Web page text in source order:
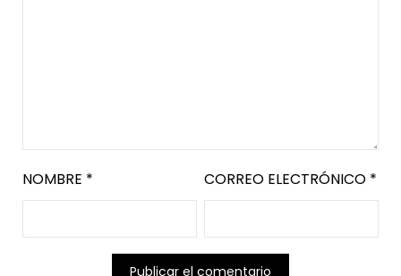
NOMBRE * CORREO ELECTRÓNICO *